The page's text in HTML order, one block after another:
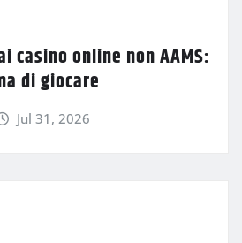
casino online non AAMS:
di giocare
Jul 31, 2026